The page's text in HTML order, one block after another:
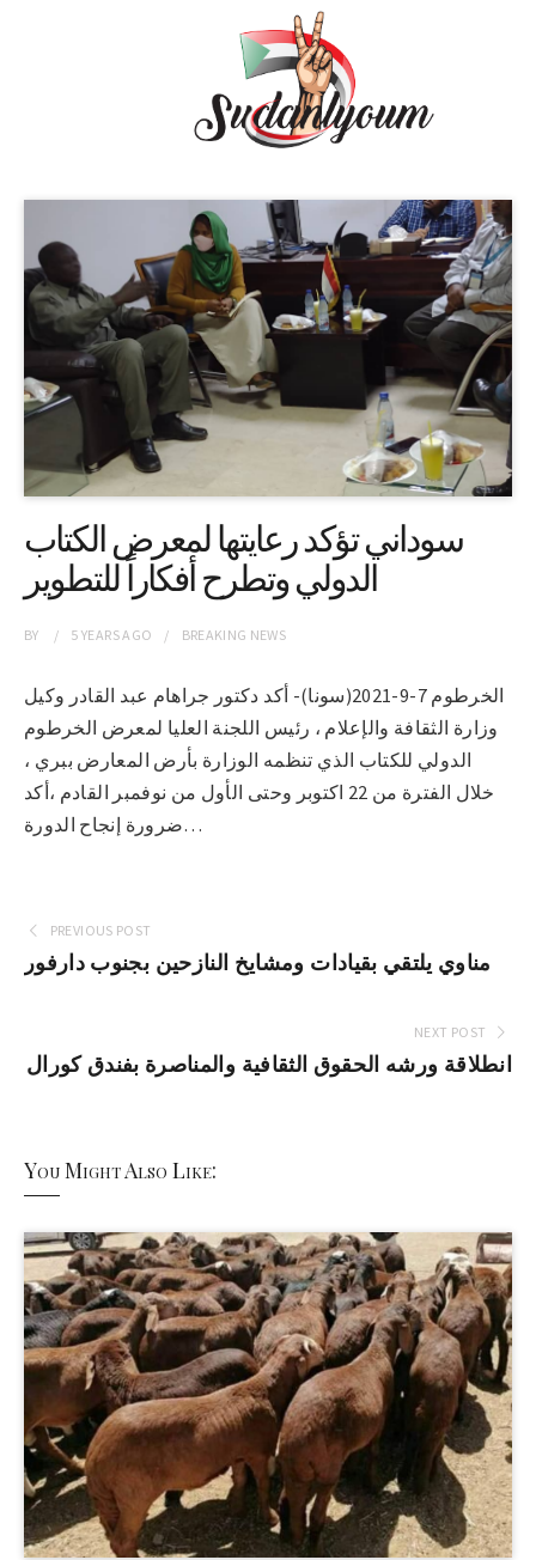
سوداني تؤكد رعايتها لمعرض الكتاب
الدولي وتطرح أفكاراً للتطوير
BY 5 YEARSAGO BREAKING NEWS
الخرطوم 7-9-2021(سونا)- أكد دكتور جراهام عبد القادر وكيل
وزارة الثقافة والإعلام ، رئيس اللجنة العليا لمعرض الخرطوم
الدولي للكتاب الذي تنظمه الوزارة بأرض المعارض ببري ،
خلال الفترة من 22 اكتوبر وحتى الأول من نوفمبر القادم ،أكد
ضرورة إنجاح الدورة…
PREVIOUS POST
مناوي يلتقي بقيادات ومشايخ النازحين بجنوب دارفور
NEXT POST
انطلاقة ورشه الحقوق الثقافية والمناصرة بفندق كورال
You Might Also Like: